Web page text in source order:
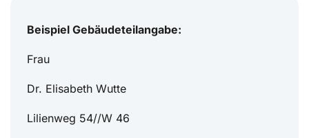
Beispiel Gebäudeteilangabe:
Frau
Dr. Elisabeth Wutte
Lilienweg 54//W 46